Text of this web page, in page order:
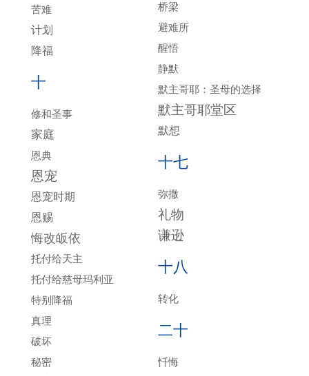
苦难
计划
降福
十
修和圣事
家庭
恩典
恩宠
恩宠时期
恩赐
悔改皈依
托付给天主
托付给慈母玛利亚
特别降福
真理
破坏
秘密
桥梁
避难所
醒悟
静默
默主哥耶：圣母的选择
默主哥耶堂区
默想
十七
弥撒
礼物
谦逊
十八
转化
二十
忏悔